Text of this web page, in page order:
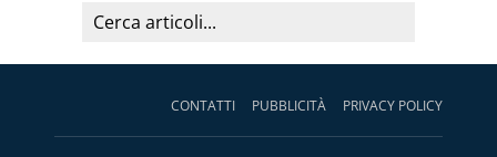
CONTATTI PUBBLICITÀ PRIVACY POLICY